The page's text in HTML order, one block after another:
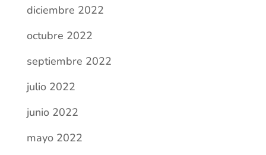
diciembre 2022
octubre 2022
septiembre 2022
julio 2022
junio 2022
mayo 2022